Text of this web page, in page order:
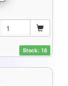
Stock: 18